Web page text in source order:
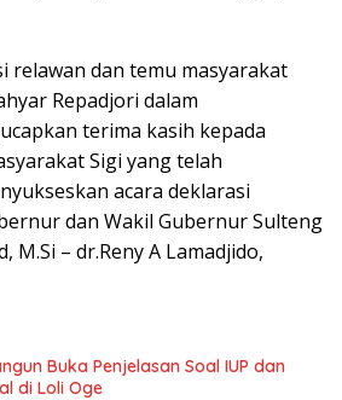
relawan dan temu masyarakat
Repadjori dalam
terima kasih kepada
Sigi yang telah
acara deklarasi
dan Wakil Gubernur Sulteng
M.Si – dr.Reny A Lamadjido,
Buka Penjelasan Soal IUP dan
di Loli Oge